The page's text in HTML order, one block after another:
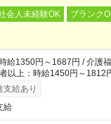
会人未経験OK
ブランク
給1350円～1687円 / 介護
以上：時給1450円～1812
支給あり
給